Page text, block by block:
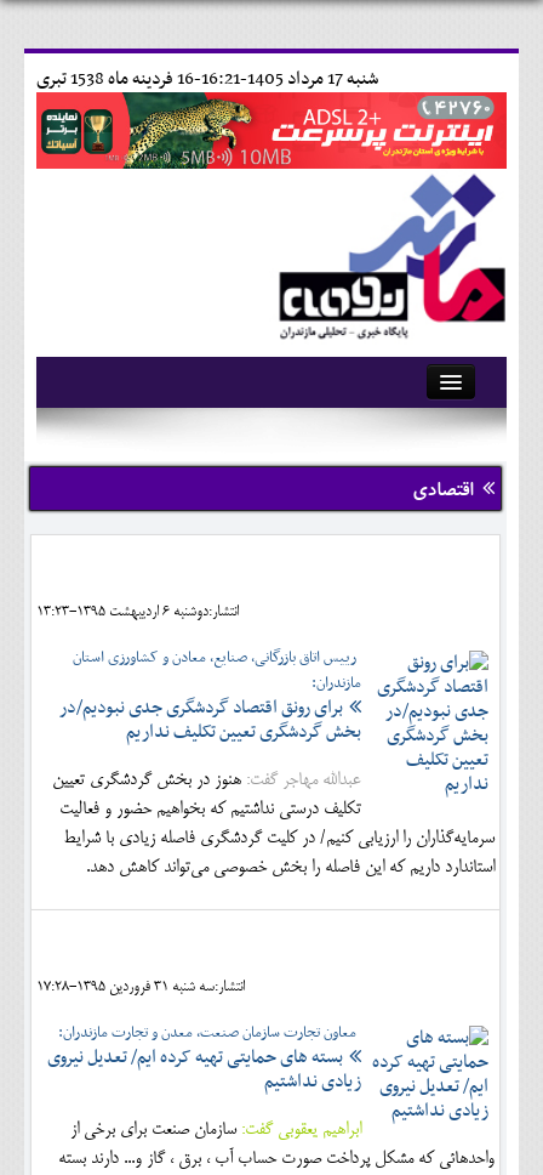
16 فردينه ماه 1538 تبری شنبه 17 مرداد 1405-16:21-
آرشیو
تماس با ما
وبلاگ
کلینیک
حقوقی
محیط زیست و گردشگری
اقتصادی
سیاسی
اقتصادی
انتشار:دوشنبه 6 ارديبهشت 1395-13:23
رییس اتاق بازرگانی، صنایع، معادن و کشاورزی استان
مازندران:
برای رونق اقتصاد گردشگری جدی نبودیم/در
بخش گردشگری تعیین تکلیف نداریم
عبدالله مهاجر گفت: هنوز در بخش گردشگری تعیین
تکلیف درستی نداشتیم که بخواهیم حضور و فعالیت
سرمایه‌گذاران را ارزیابی کنیم/ در کلیت گردشگری فاصله زیادی با شرایط
استاندارد داریم که این فاصله را بخش خصوصی می‌تواند کاهش دهد.
انتشار:سه شنبه 31 فروردين 1395-17:28
معاون تجارت سازمان صنعت، معدن و تجارت مازندران:
بسته های حمایتی تهیه کرده ایم/ تعدیل نیروی
زیادی نداشتیم
ابراهیم یعقوبی گفت: سازمان صنعت برای برخی از
واحدهائی که مشکل پرداخت صورت حساب آب ، برق ، گاز و... دارند بسته